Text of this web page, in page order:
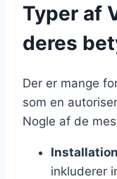
Typer af
deres
Der er mange
som en
Nogle af de
inkluderer